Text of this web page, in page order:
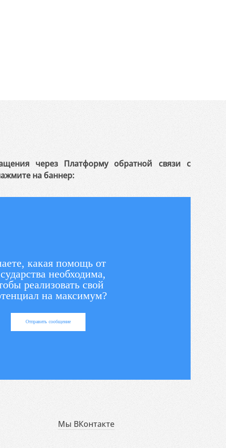
через Платформу обратной связи с
на баннер:
какая помощь от
необходима,
реализовать свой
на максимум?
Отправить сообщение
Мы ВКонтакте